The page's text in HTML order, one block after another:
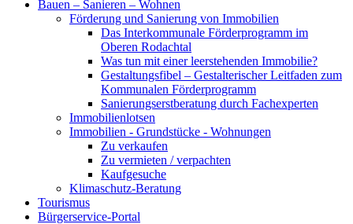
Bauen – Sanieren – Wohnen
Förderung und Sanierung von Immobilien
Das Interkommunale Förderprogramm im
Oberen Rodachtal
Was tun mit einer leerstehenden Immobilie?
Gestaltungsfibel – Gestalterischer Leitfaden zum
Kommunalen Förderprogramm
Sanierungserstberatung durch Fachexperten
Immobilienlotsen
Immobilien - Grundstücke - Wohnungen
Zu verkaufen
Zu vermieten / verpachten
Kaufgesuche
Klimaschutz-Beratung
Tourismus
Bürgerservice-Portal